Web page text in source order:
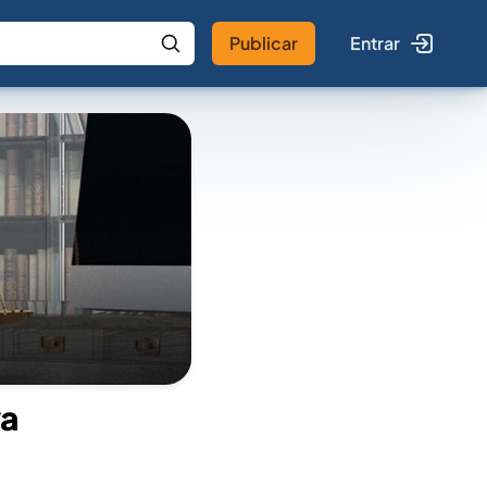
IA Buscar no Jus
Publicar Entrar